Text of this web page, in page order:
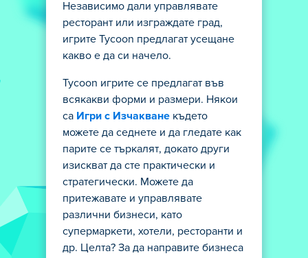
Независимо дали управлявате
ресторант или изграждате град,
игрите Tycoon предлагат усещане
какво е да си начело.
Tycoon игрите се предлагат във
всякакви форми и размери. Някои
са Игри с Изчакване където
можете да седнете и да гледате как
парите се търкалят, докато други
изискват да сте практически и
стратегически. Можете да
притежавате и управлявате
различни бизнеси, като
супермаркети, хотели, ресторанти и
др. Целта? За да направите бизнеса